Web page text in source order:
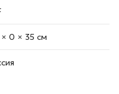
× 0 × 35 cм